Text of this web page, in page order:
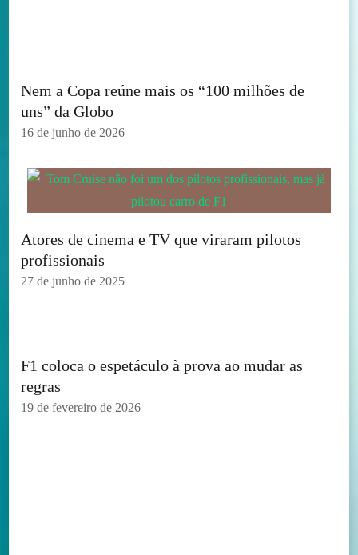
Nem a Copa reúne mais os “100 milhões de
uns” da Globo
16 de junho de 2026
Atores de cinema e TV que viraram pilotos
profissionais
27 de junho de 2025
F1 coloca o espetáculo à prova ao mudar as
regras
19 de fevereiro de 2026